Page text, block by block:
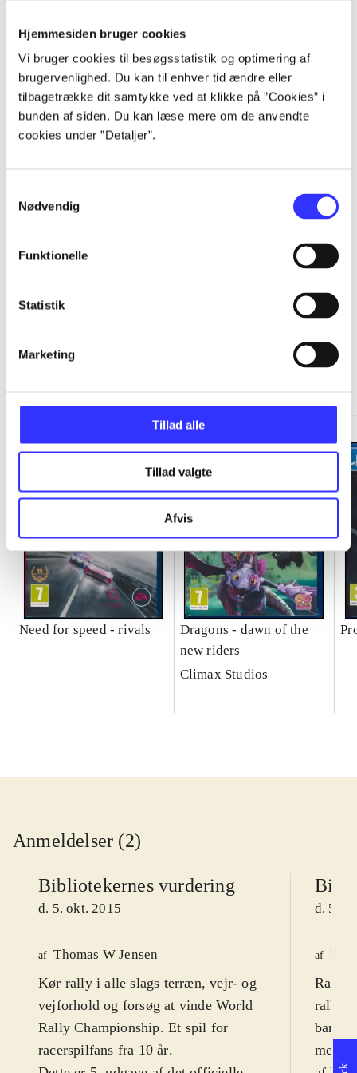
Hjemmesiden bruger cookies
Vi bruger cookies til besøgsstatistik og optimering af
brugervenlighed. Du kan til enhver tid ændre eller
tilbagetrække dit samtykke ved at klikke på ”Cookies” i
bunden af siden. Du kan læse mere om de anvendte
cookies under ”Detaljer”.
Nødvendig
Funktionelle
Statistik
Marketing
Tillad alle
Tillad valgte
Afvis
...
...
...
Need for speed - rivals
Dragons - dawn of the
new riders
Climax Studios
Anmeldelser (2)
Bibliotekernes vurdering
d. 5. okt. 2015
af Thomas W Jensen
Kør rally i alle slags terræn, vejr- og
vejforhold og forsøg at vinde World
Rally Championship. Et spil for
racerspilfans fra 10 år.
d. 5.
af
Rally-
rally-
baner